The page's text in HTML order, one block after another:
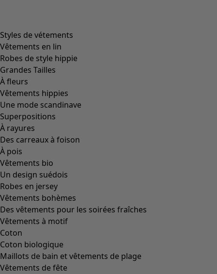
Styles de vétements
Vêtements en lin
Robes de style hippie
Grandes Tailles
À fleurs
Vêtements hippies
Une mode scandinave
Superpositions
À rayures
Des carreaux à foison
À pois
Vêtements bio
Un design suédois
Robes en jersey
Vêtements bohèmes
Des vêtements pour les soirées fraîches
Vêtements à motif
Coton
Coton biologique
Maillots de bain et vêtements de plage
Vêtements de fête